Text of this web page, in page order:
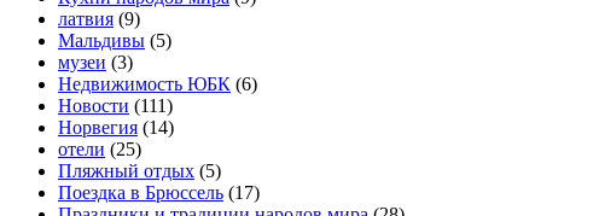
латвия (9)
Мальдивы (5)
музеи (3)
Недвижимость ЮБК (6)
Новости (111)
Норвегия (14)
отели (25)
Пляжный отдых (5)
Поездка в Брюссель (17)